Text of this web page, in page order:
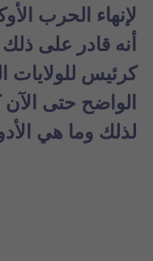
لإنهاء الحرب
أنه قادر على
كرئيس
الواضح حتى
لذلك وما هي